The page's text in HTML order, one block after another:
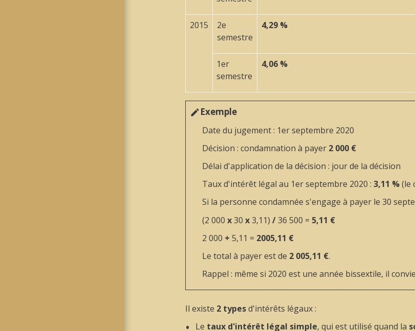
2015 2e
semestre
4,29 %
1er
semestre
4,06 %
edit Exemple
Date du jugement : 1erseptembre 2020
Décision : condamnation à payer 2 000 €
Délai d'application de la décision : jour de la décision
Taux d'intérêt légal au 1erseptembre 2020 : 3,11 %(le
Si la personne condamnée s'engage à payer le 30
(2 000 x30 x3,11) /36 500 = 5,11 €
2 000 + 5,11 = 2005,11 €
Le total à payer est de 2 005,11 €.
Rappel : même si 2020 est une année bissextile, il
Il existe 2 typesd'intérêts légaux :
Le taux d'intérêt légal simple, qui est utilisé quand la